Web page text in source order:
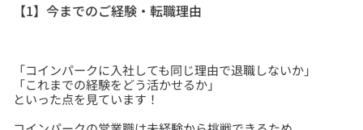
【1】今までのご経験・転職理由
「コインパークに入社しても同じ理由で退職しないか」
「これまでの経験をどう活かせるか」